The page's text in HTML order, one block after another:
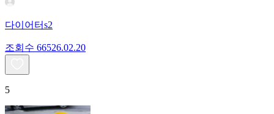
다이어터s2
조회수 66526.02.20
5